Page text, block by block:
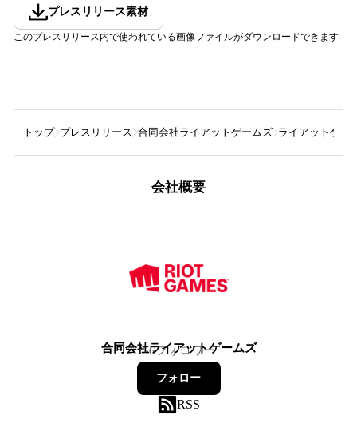
プレスリリース素材
このプレスリリース内で使われている画像ファイルがダウンロードできます
トップ プレスリリース 合同会社ライアットゲームズ ライアットゲー
会社概要
合同会社ライアットゲームズ
56フォロワー
フォロー
RSS